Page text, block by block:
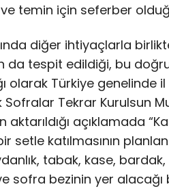
temin için seferber
diğer ihtiyaçlarla
da tespit edildiği, bu
olarak Türkiye genelinde
Sofralar Tekrar Kurulsun
aktarıldığı açıklamada
setle katılmasının
tabak, kase, bardak,
sofra bezinin yer alacağı